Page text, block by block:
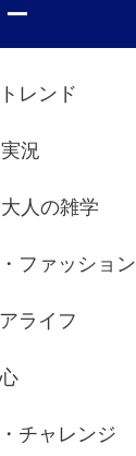
レンド
況
人の雑学
ファッション
ライフ
チャレンジ